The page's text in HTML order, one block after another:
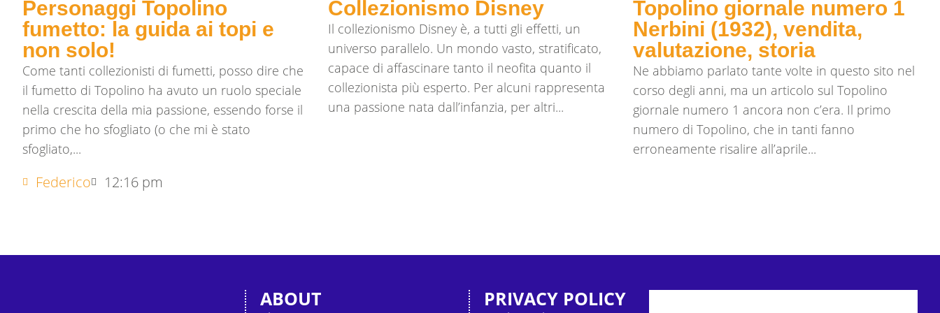
Personaggi Topolino
fumetto: la guida ai topi e
non solo!
Come tanti collezionisti di fumetti, posso dire che
il fumetto di Topolino ha avuto un ruolo speciale
nella crescita della mia passione, essendo forse il
primo che ho sfogliato (o che mi è stato
sfogliato,...
Collezionismo Disney
Il collezionismo Disney è, a tutti gli effetti, un
universo parallelo. Un mondo vasto, stratificato,
capace di affascinare tanto il neofita quanto il
collezionista più esperto. Per alcuni rappresenta
una passione nata dall’infanzia, per altri...
Topolino giornale numero 1
Nerbini (1932), vendita,
valutazione, storia
Ne abbiamo parlato tante volte in questo sito nel
corso degli anni, ma un articolo sul Topolino
giornale numero 1 ancora non c’era. Il primo
numero di Topolino, che in tanti fanno
erroneamente risalire all’aprile...
Federico 12:16 pm
ABOUT PRIVACY POLICY